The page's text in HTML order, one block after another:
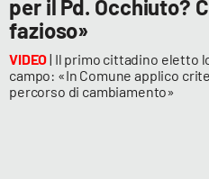
per il Pd. Occhiuto?
fazioso»
VIDEO| Il primo cittadino eletto
campo: «In Comune applico
percorso di cambiamento»